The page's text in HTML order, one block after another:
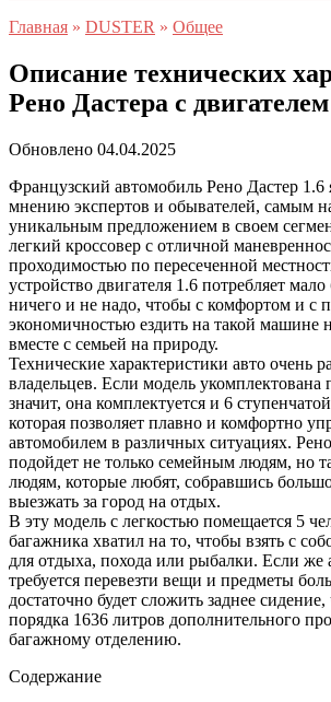
Главная » DUSTER » Общее
Описание технических
Рено Дастера с
Обновлено 04.04.2025
Французский автомобиль Рено Дастер 1.6
мнению экспертов и обывателей, самым
уникальным предложением в своем
легкий кроссовер с отличной
проходимостью по пересеченной
устройство двигателя 1.6 потребляет
ничего и не надо, чтобы с комфортом и с
экономичностью ездить на такой машине
вместе с семьей на природу.
Технические характеристики авто очень
владельцев. Если модель
значит, она комплектуется и 6
которая позволяет плавно и комфортно
автомобилем в различных ситуациях.
подойдет не только семейным людям, но
людям, которые любят, собравшись
выезжать за город на отдых.
В эту модель с легкостью помещается 5
багажника хватил на то, чтобы взять с
для отдыха, похода или рыбалки. Если же
требуется перевезти вещи и предметы
достаточно будет сложить заднее
порядка 1636 литров дополнительного
багажному отделению.
Содержание